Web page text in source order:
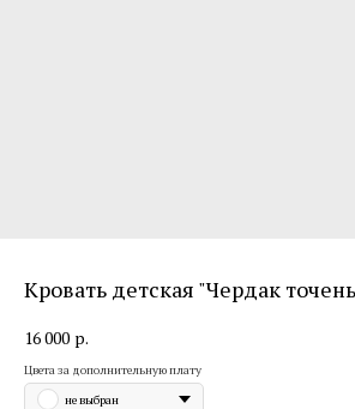
Кровать детская "Чердак
16 000 р.
Цвета за дополнительную плату
не выбран